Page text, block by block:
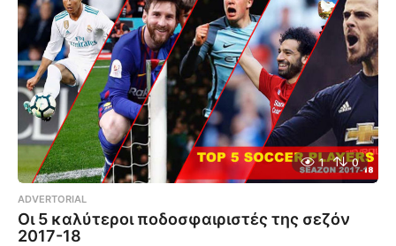
1 0
ADVERTORIAL
Οι 5 καλύτεροι ποδοσφαιριστές της σεζόν
2017-18